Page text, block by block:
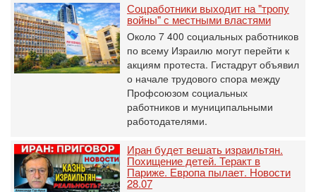
Соцработники выходит на "тропу
войны" с местными властями
Около 7 400 социальных работников
по всему Израилю могут перейти к
акциям протеста. Гистадрут объявил
о начале трудового спора между
Профсоюзом социальных
работников и муниципальными
работодателями.
Иран будет вешать израильтян.
Похищение детей. Теракт в
Париже. Европа пылает. Новости
28.07